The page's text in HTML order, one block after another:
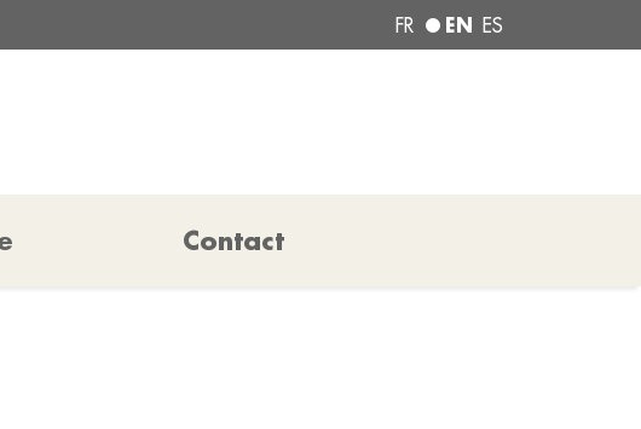
FR EN ES
Contact